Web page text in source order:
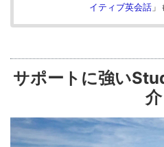
イティブ英会話
サポートに強い
介